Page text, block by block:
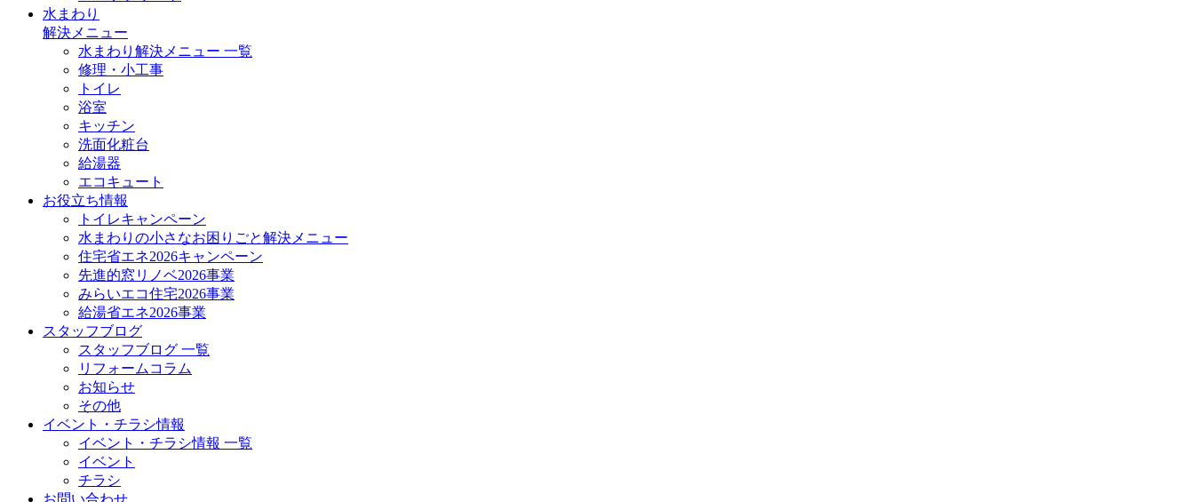
水まわり
解決メニュー
水まわり解決メニュー 一覧
修理・小工事
トイレ
浴室
キッチン
洗面化粧台
給湯器
エコキュート
お役立ち情報
トイレキャンペーン
水まわりの小さなお困りごと解決メニュー
住宅省エネ2026キャンペーン
先進的窓リノベ2026事業
みらいエコ住宅2026事業
給湯省エネ2026事業
スタッフブログ
スタッフブログ 一覧
リフォームコラム
お知らせ
その他
イベント・チラシ情報
イベント・チラシ情報 一覧
イベント
チラシ
お問い合わせ